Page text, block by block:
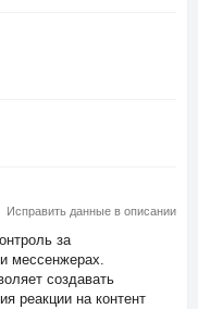
Исправить данные в описании
за
мессенжерах.
создавать
реакции на контент